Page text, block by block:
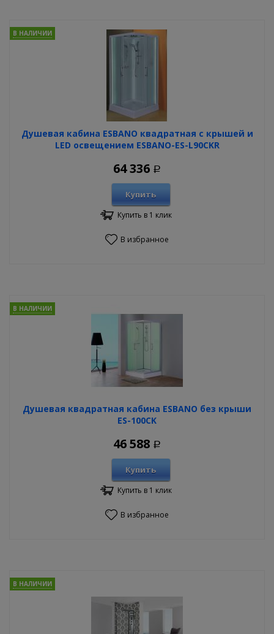
Душевая кабина ESBANO квадратная с крышей и
LED освещением ESBANO-ES-L90CKR
В НАЛИЧИИ
64 336 Р
Купить
Купить в 1 клик
В избранное
Душевая квадратная кабина ESBANO без крыши
ES-100CK
В НАЛИЧИИ
46 588 Р
Купить
Купить в 1 клик
В избранное
В НАЛИЧИИ